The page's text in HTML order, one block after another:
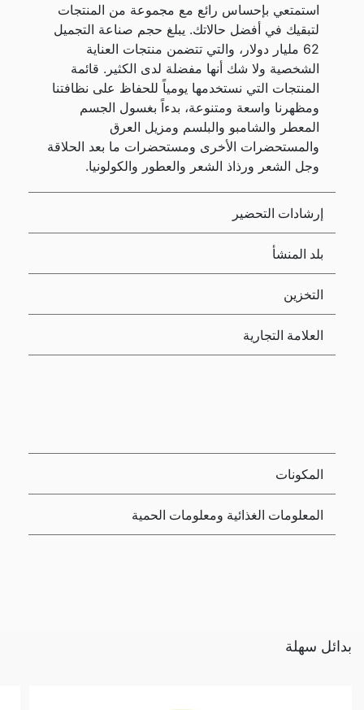
استمتعي بإحساس رائع مع مجموعة من المنتجات
لتبقيك في أفضل حالاتك. يبلغ حجم صناعة التجميل
62 مليار دولار، والتي تتضمن منتجات العناية
الشخصية ولا شك أنها مفضلة لدى الكثير. قائمة
المنتجات التي نستخدمها يومياً للحفاظ على نظافتنا
ومظهرنا واسعة ومتنوعة، بدءاً بغسول الجسم
المعطر والشامبو والبلسم ومزيل العرق
والمستحضرات الأخرى ومستحضرات ما بعد الحلاقة
وجل الشعر ورذاذ الشعر والعطور والكولونيا.
إرشادات التحضير
بلد المنشأ
التخزين
العلامة التجارية
المكونات
المعلومات الغذائية ومعلومات الحمية
بدائل سهلة